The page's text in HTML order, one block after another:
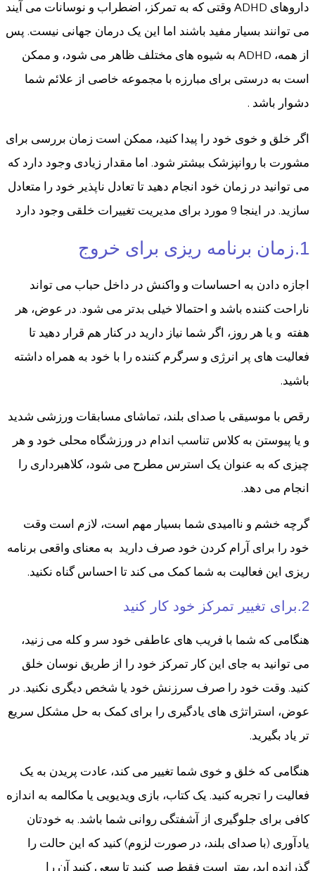
داروهای ADHD وقتی که به تمرکز، اضطراب و نوسانات می آیند
می توانند بسیار مفید باشند اما این یک درمان جهانی نیست. پس
از همه، ADHD به شیوه های مختلف ظاهر می شود، و ممکن
است به درستی برای مبارزه با مجموعه خاصی از علائم شما
دشوار باشد .
اگر خلق و خوی خود را پیدا کنید، ممکن است زمان بررسی برای
مشورت با روانپزشک بیشتر شود. اما مقدار زیادی وجود دارد که
می توانید در زمان خود انجام دهید تا تعادل ناپذیر خود را متعادل
سازید. در اینجا 9 مورد برای مدیریت تغییرات خلقی وجود دارد
1.زمان برنامه ریزی برای خروج
اجازه دادن به احساسات و واکنش در داخل حباب می تواند
ناراحت کننده باشد و احتمالا خیلی بدتر می شود. در عوض، هر
هفته و یا هر روز، اگر شما نیاز دارید در کنار هم قرار دهید تا
فعالیت های پر انرژی و سرگرم کننده را با خود به همراه داشته
باشید.
رقص با موسیقی با صدای بلند، تماشای مسابقات ورزشی شدید
و یا پیوستن به کلاس تناسب اندام در ورزشگاه محلی خود و هر
چیزی که به عنوان یک استرس مطرح می شود، کلاهبرداری را
انجام می دهد.
گرچه خشم و ناامیدی شما بسیار مهم است، لازم است وقت
خود را برای آرام کردن خود صرف دارید به معنای واقعی برنامه
ریزی این فعالیت به شما کمک می کند تا احساس گناه نکنید.
2.برای تغییر تمرکز خود کار کنید
هنگامی که شما با فریب های عاطفی خود سر و کله می زنید،
می توانید به جای این کار تمرکز خود را از طریق نوسان خلق
کنید. وقت خود را صرف سرزنش خود یا شخص دیگری نکنید. در
عوض، استراتژی های یادگیری را برای کمک به حل مشکل سریع
تر یاد بگیرید.
هنگامی که خلق و خوی شما تغییر می کند، عادت پریدن به یک
فعالیت را تجربه کنید. یک کتاب، بازی ویدیویی یا مکالمه به اندازه
کافی برای جلوگیری از آشفتگی روانی شما باشد. به خودتان
یادآوری (با صدای بلند، در صورت لزوم) کنید که این حالت را
گذرانده اید، بهتر است فقط صبر کنید تا سعی کنید آن را